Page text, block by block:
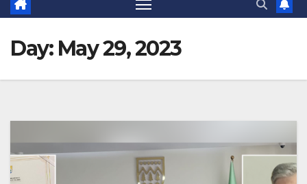
Day: May 29, 2023